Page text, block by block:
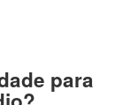
para